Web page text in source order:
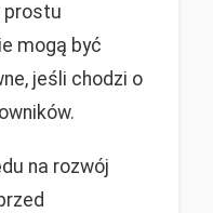
prostu
mogą być
jeśli chodzi o
na rozwój